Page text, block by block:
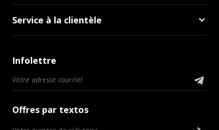
Service à la clientèle
Infolettre
Offres par textos